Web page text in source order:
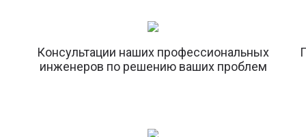
Консультации наших профессиональных
инженеров по решению ваших проблем